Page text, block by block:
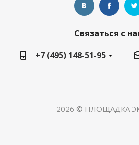
Связаться с
+7 (495) 148-51-95
2026 © ПЛОЩАДКА